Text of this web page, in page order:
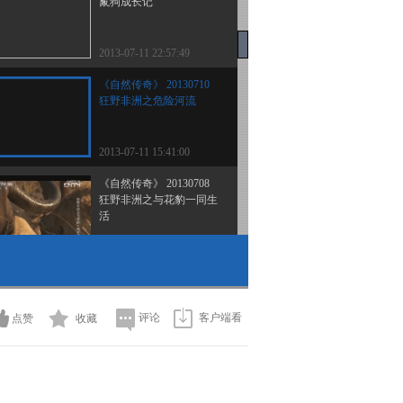
2013-07-11 22:57:49
《自然传奇》 20130710
狂野非洲之危险河流
2013-07-11 15:41:00
《自然传奇》 20130708
狂野非洲之与花豹一同生
活
2013-07-11 15:17:45
点赞 收藏 评论 客户端看